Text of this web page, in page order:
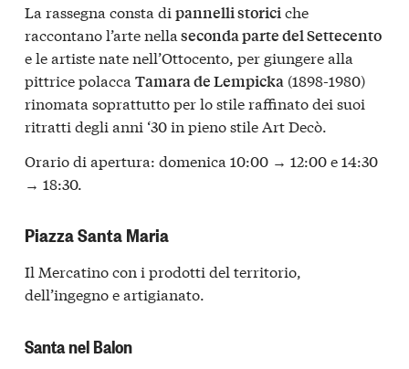
La rassegna consta di pannelli storiciche
raccontano l’arte nella seconda parte del Settecento
e le artiste nate nell’Ottocento, per giungere alla
pittrice polacca Tamara de Lempicka (1898-1980)
rinomata soprattutto per lo stile raffinato dei suoi
ritratti degli anni ‘30 in pieno stile Art Decò.
Orario di apertura: domenica 10:00 → 12:00 e 14:30
→ 18:30.
Piazza Santa Maria
Il Mercatino con i prodotti del territorio,
dell’ingegno e artigianato.
Santa nel Balon